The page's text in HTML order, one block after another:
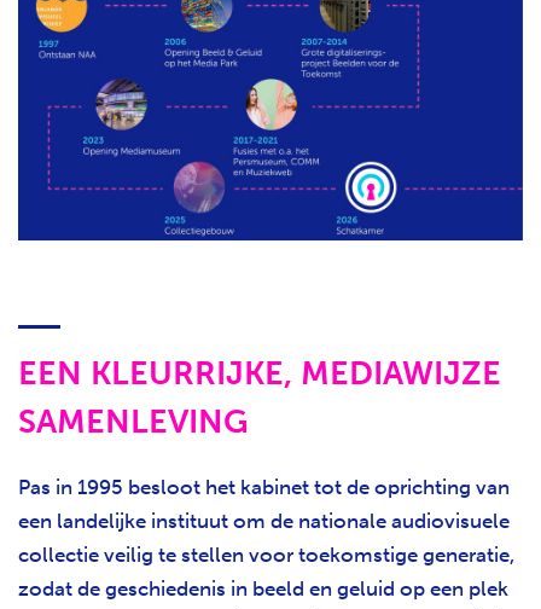
EEN KLEURRIJKE, MEDIAWIJZE
SAMENLEVING
Pas in 1995 besloot het kabinet tot de oprichting van
een landelijke instituut om de nationale audiovisuele
collectie veilig te stellen voor toekomstige generatie,
zodat de geschiedenis in beeld en geluid op een plek